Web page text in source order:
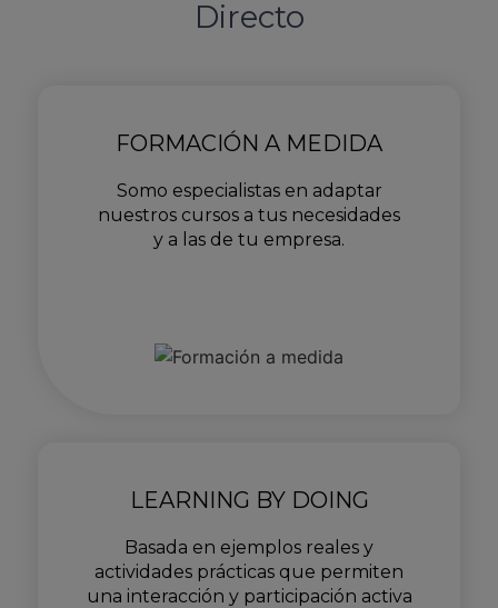
Directo
FORMACIÓN A MEDIDA
Somo especialistas en adaptar
nuestros cursos a tus necesidades
y a las de tu empresa.
LEARNING BY DOING
Basada en ejemplos reales y
actividades prácticas que permiten
una interacción y participación activa